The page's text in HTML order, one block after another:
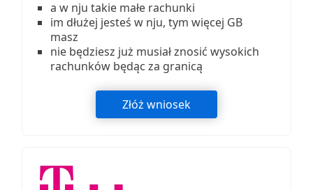
a w nju takie małe rachunki
im dłużej jesteś w nju, tym więcej GB
masz
nie będziesz już musiał znosić wysokich
rachunków będąc za granicą
Złóż wniosek